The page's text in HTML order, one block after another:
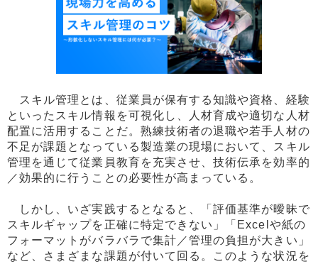
スキル管理とは、従業員が保有する知識や資格、経験
といったスキル情報を可視化し、人材育成や適切な人材
配置に活用することだ。熟練技術者の退職や若手人材の
不足が課題となっている製造業の現場において、スキル
管理を通じて従業員教育を充実させ、技術伝承を効率的
／効果的に行うことの必要性が高まっている。
しかし、いざ実践するとなると、「評価基準が曖昧で
スキルギャップを正確に特定できない」「Excelや紙の
フォーマットがバラバラで集計／管理の負担が大きい」
など、さまざまな課題が付いて回る。このような状況を